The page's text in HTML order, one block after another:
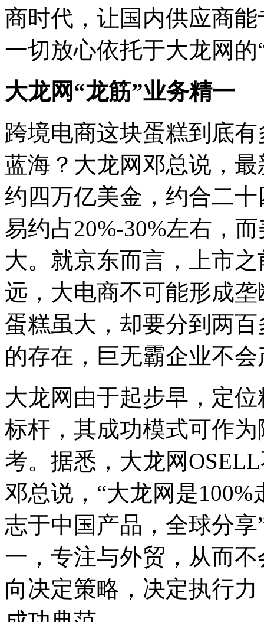
商时代，让国内供应商
一切放心依托于大龙网的
大龙网“龙筋”业务精一
跨境电商这块蛋糕到底
蓝海？大龙网邓总说，
约四万亿美金，约合二
易约占20%-30%左右，
大。就京东而言，上市
远，大电商不可能形成
蛋糕虽大，却要分到两
的存在，巨无霸企业不
大龙网由于起步早，定
标杆，其成功模式可作
考。据悉，大龙网
邓总说，“大龙网是
志于中国产品，全球分
一，专注与外贸，从而
向决定策略，决定执行